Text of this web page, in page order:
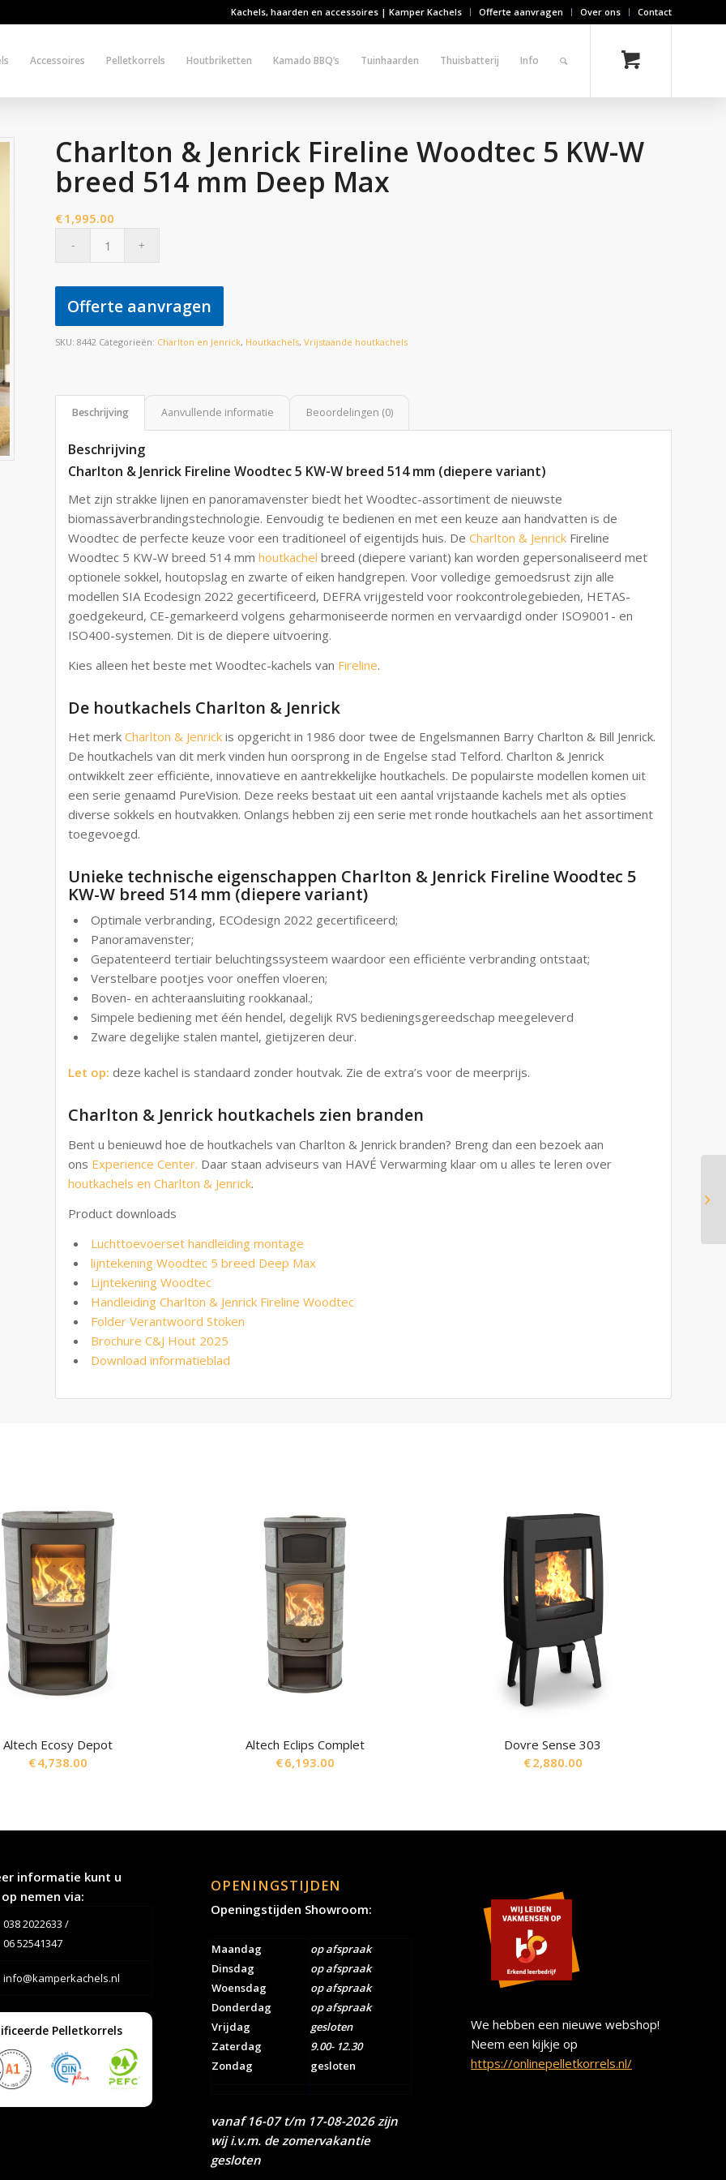
Kachels, haarden en accessoires | Kamper Kachels Offerte aanvragen Over ons Contact
Accessoires Pelletkorrels Houtbriketten Kamado BBQ’s Tuinhaarden Thuisbatterij Info
Charlton & Jenrick Fireline Woodtec 5 KW-W
breed 514 mm Deep Max
€1,995.00
Offerte aanvragen
SKU:8442 Categorieën: Charlton en Jenrick, Houtkachels,Vrijstaande houtkachels
Beschrijving Aanvullende informatie Beoordelingen (0)
Beschrijving
Charlton & Jenrick Fireline Woodtec 5 KW-W breed 514 mm (diepere variant)
Met zijn strakke lijnen en panoramavenster biedt het Woodtec-assortiment de nieuwste
biomassaverbrandingstechnologie. Eenvoudig te bedienen en met een keuze aan handvatten is de
Woodtec de perfecte keuze voor een traditioneel of eigentijds huis. DeCharlton & Jenrick Fireline
Woodtec 5 KW-W breed 514 mmhoutkachel breed (diepere variant) kan worden gepersonaliseerd met
optionele sokkel, houtopslag en zwarte of eiken handgrepen. Voor volledige gemoedsrust zijn alle
modellen SIA Ecodesign 2022 gecertificeerd, DEFRA vrijgesteld voor rookcontrolegebieden, HETAS-
goedgekeurd, CE-gemarkeerd volgens geharmoniseerde normen en vervaardigd onder ISO9001- en
ISO400-systemen. Dit is de diepere uitvoering.
Kies alleen het beste met Woodtec-kachels van Fireline.
De houtkachels Charlton & Jenrick
Het merk Charlton & Jenrick is opgericht in 1986 door twee de Engelsmannen Barry Charlton & Bill Jenrick.
De houtkachels van dit merk vinden hun oorsprong in de Engelse stad Telford. Charlton & Jenrick
ontwikkelt zeer efficiënte, innovatieve en aantrekkelijke houtkachels. De populairste modellen komen uit
een serie genaamd PureVision. Deze reeks bestaat uit een aantal vrijstaande kachels met als opties
diverse sokkels en houtvakken. Onlangs hebben zij een serie met ronde houtkachels aan het assortiment
toegevoegd.
Unieke technische eigenschappen Charlton & Jenrick Fireline Woodtec 5
KW-W breed 514 mm (diepere variant)
Optimale verbranding, ECOdesign 2022 gecertificeerd;
Panoramavenster;
Gepatenteerd tertiair beluchtingssysteem waardoor een efficiënte verbranding ontstaat;
Verstelbare pootjes voor oneffen vloeren;
Boven- en achteraansluiting rookkanaal.;
Simpele bediening met één hendel, degelijk RVS bedieningsgereedschap meegeleverd
Zware degelijke stalen mantel, gietijzeren deur.
Let op:deze kachel is standaard zonder houtvak. Zie de extra’s voor de meerprijs.
Charlton & Jenrick houtkachels zien branden
Bent u benieuwd hoe de houtkachels van Charlton & Jenrick branden? Breng dan een bezoek aan
ons Experience Center. Daar staan adviseurs van HAVÉ Verwarming klaar om u alles te leren over
houtkachels en Charlton & Jenrick.
Product downloads
Luchttoevoerset handleiding montage
lijntekening Woodtec 5 breed Deep Max
Lijntekening Woodtec
Handleiding Charlton & Jenrick Fireline Woodtec
Folder Verantwoord Stoken
Brochure C&J Hout 2025
Download informatieblad
Altech Ecosy Depot
€4,738.00
Altech Eclips Complet
€6,193.00
Dovre Sense 303
€2,880.00
informatie kunt u
nemen via:
038 2022633 /
06 52541347
info@kamperkachels.nl
Pelletkorrels
OPENINGSTIJDEN
Openingstijden Showroom:
Maandag
Dinsdag
Woensdag
Donderdag
Vrijdag
Zaterdag
Zondag
op afspraak
op afspraak
op afspraak
op afspraak
gesloten
9.00- 12.30
gesloten
vanaf 16-07 t/m 17-08-2026 zijn
wij i.v.m. de zomervakantie
gesloten
We hebben een nieuwe webshop!
Neem een kijkje op
https://onlinepelletkorrels.nl/